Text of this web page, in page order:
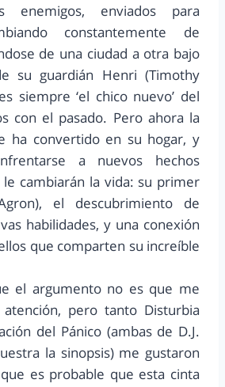
enemigos, enviados para
constantemente de
de una ciudad a otra bajo
su guardián Henri (Timothy
siempre ‘el chico nuevo’ del
con el pasado. Pero ahora la
ha convertido en su hogar, y
a nuevos hechos
cambiarán la vida: su primer
el descubrimiento de
habilidades, y una conexión
que comparten su increíble
el argumento no es que me
pero tanto Disturbia
del Pánico (ambas de D.J.
la sinopsis) me gustaron
es probable que esta cinta